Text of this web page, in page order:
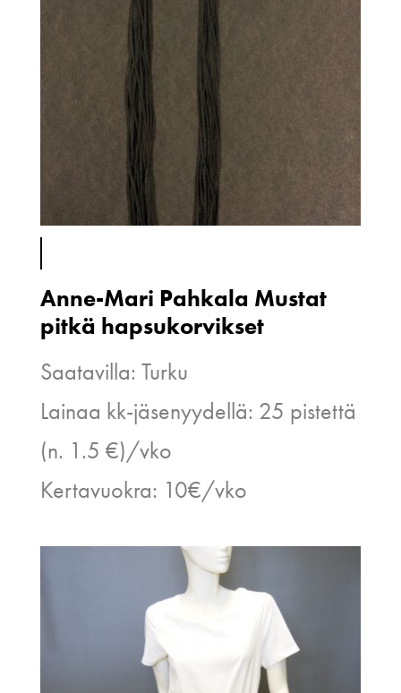
Anne-Mari Pahkala Mustat
pitkä hapsukorvikset
Saatavilla: Turku
Lainaa kk-jäsenyydellä: 25 pistettä
(n. 1.5 €)/vko
Kertavuokra: 10€/vko